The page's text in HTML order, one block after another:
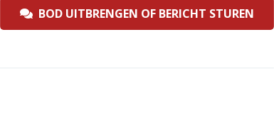
BOD UITBRENGEN OF BERICHT STUREN